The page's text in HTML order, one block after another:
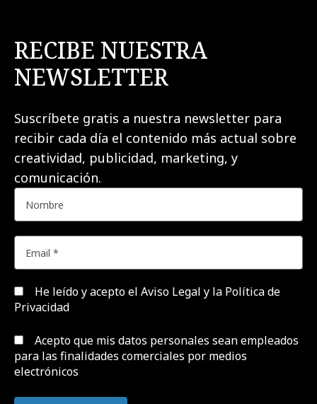
RECIBE NUESTRA
NEWSLETTER
Suscríbete gratis a nuestra newsletter para
recibir cada día el contenido más actual sobre
creatividad, publicidad, marketing, y
comunicación.
He leído y acepto el Aviso Legal y la Política de
Privacidad
Acepto que mis datos personales sean empleados
para las finalidades comerciales por medios
electrónicos